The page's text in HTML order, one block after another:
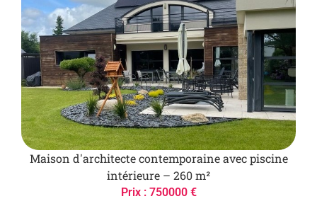
Maison d'architecte contemporaine avec piscine
intérieure – 260 m²
Prix : 750000 €